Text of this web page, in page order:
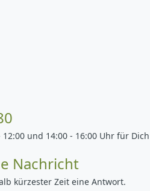
und 14:00 - 16:00 Uhr für Dich
Nachricht
kürzester Zeit eine Antwort.